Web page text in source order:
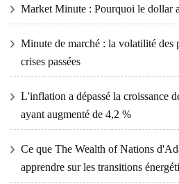
Market Minute : Pourquoi le dollar
Minute de marché : la volatilité des
crises passées
L'inflation a dépassé la croissance
ayant augmenté de 4,2 %
Ce que The Wealth of Nations
apprendre sur les transitions